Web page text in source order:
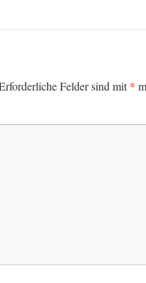
Felder sind mit*